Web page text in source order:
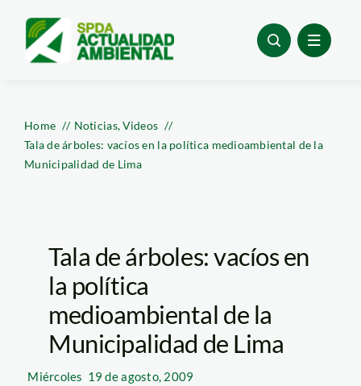
content
Home Noticias Videos
Tala de árboles: vacíos en la política medioambiental de la
Municipalidad de Lima
Tala de árboles: vacíos en
la política
medioambiental de la
Municipalidad de Lima
Miércoles 19 de agosto, 2009